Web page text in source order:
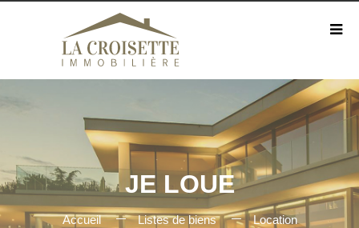
JE LOUE
Accueil Listes de biens
Location